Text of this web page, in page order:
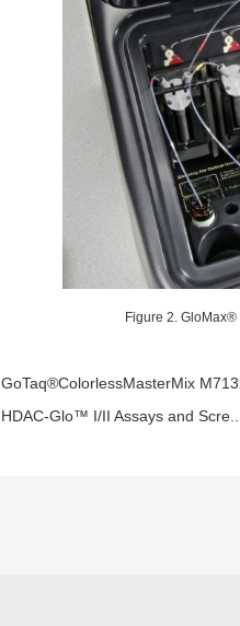
Figure 2.
GoTaq®ColorlessMasterMix
HDAC-Glo™ I/II Assays and